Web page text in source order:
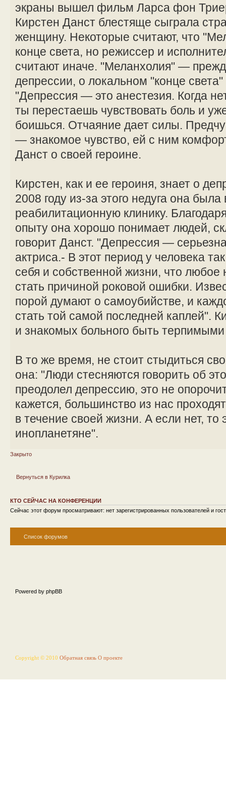
экраны вышел фильм Ларса фон
Кирстен Данст блестяще сыграла
женщину. Некоторые считают, что
конце света, но режиссер и
считают иначе. "Меланхолия" —
депрессии, о локальном "конце света"
"Депрессия — это анестезия. Когда
ты перестаешь чувствовать боль и
боишься. Отчаяние дает силы.
— знакомое чувство, ей с ним
Данст о своей героине.
Кирстен, как и ее героиня, знает о
2008 году из-за этого недуга она
реабилитационную клинику.
опыту она хорошо понимает людей,
говорит Данст. "Депрессия —
актриса.- В этот период у человека
себя и собственной жизни, что
стать причиной роковой ошибки.
порой думают о самоубийстве, и
стать той самой последней каплей".
и знакомых больного быть
В то же время, не стоит стыдиться
она: "Люди стесняются говорить об
преодолел депрессию, это не
кажется, большинство из нас
в течение своей жизни. А если нет, то
инопланетяне".
Закрыто
Вернуться в Курилка
КТО СЕЙЧАС НА КОНФЕРЕНЦИИ
Сейчас этот форум просматривают: нет зарегистрированных пользователей и
Список форумов
Powered by phpBB
Copyright © 2010 Обратная связь О проекте